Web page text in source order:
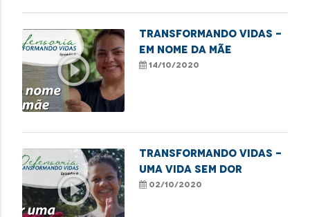
play_circle_outline
Transformando Vidas -
Em nome da mãe
14/10/2020
play_circle_outline
TRANSFORMANDO VIDAS -
UMA VIDA SEM DOR
02/10/2020